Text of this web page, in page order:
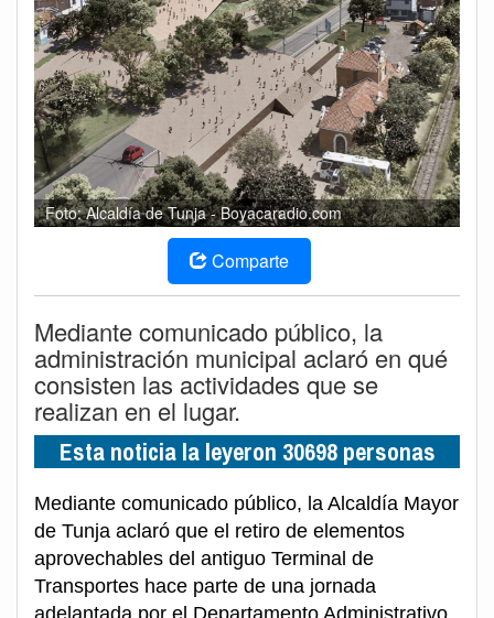
Foto: Alcaldía de Tunja - Boyacaradio.com
Comparte
Mediante comunicado público, la
administración municipal aclaró en qué
consisten las actividades que se
realizan en el lugar.
Esta noticia la leyeron 30698 personas
Mediante comunicado público, la Alcaldía Mayor
de Tunja aclaró que el retiro de elementos
aprovechables del antiguo Terminal de
Transportes hace parte de una jornada